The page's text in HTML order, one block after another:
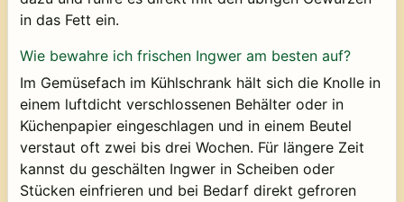
in das Fett ein.
Wie bewahre ich frischen Ingwer am besten auf?
Im Gemüsefach im Kühlschrank hält sich die Knolle in
einem luftdicht verschlossenen Behälter oder in
Küchenpapier eingeschlagen und in einem Beutel
verstaut oft zwei bis drei Wochen. Für längere Zeit
kannst du geschälten Ingwer in Scheiben oder
Stücken einfrieren und bei Bedarf direkt gefroren